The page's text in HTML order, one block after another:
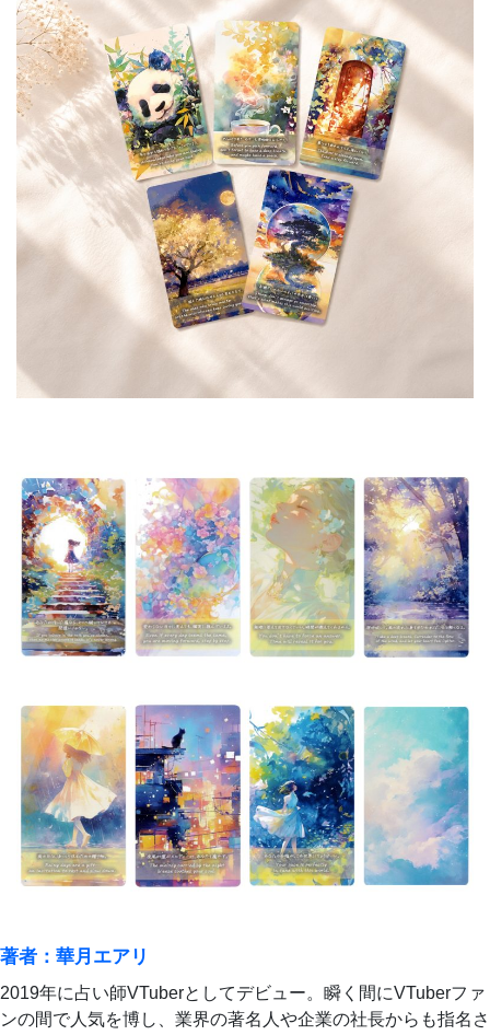
著者：華月エアリ
2019年に占い師VTuberとしてデビュー。瞬く間にVTuberファ
ンの間で人気を博し、業界の著名人や企業の社長からも指名さ